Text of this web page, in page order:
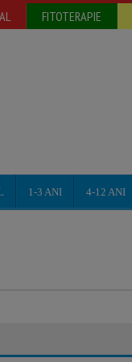
FITOTERAPIE
1-3 ANI 4-12 ANI